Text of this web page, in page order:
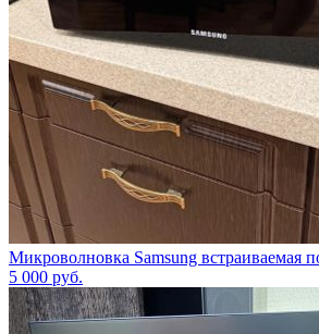
Микроволновка Samsung встраиваемая
5 000 руб.